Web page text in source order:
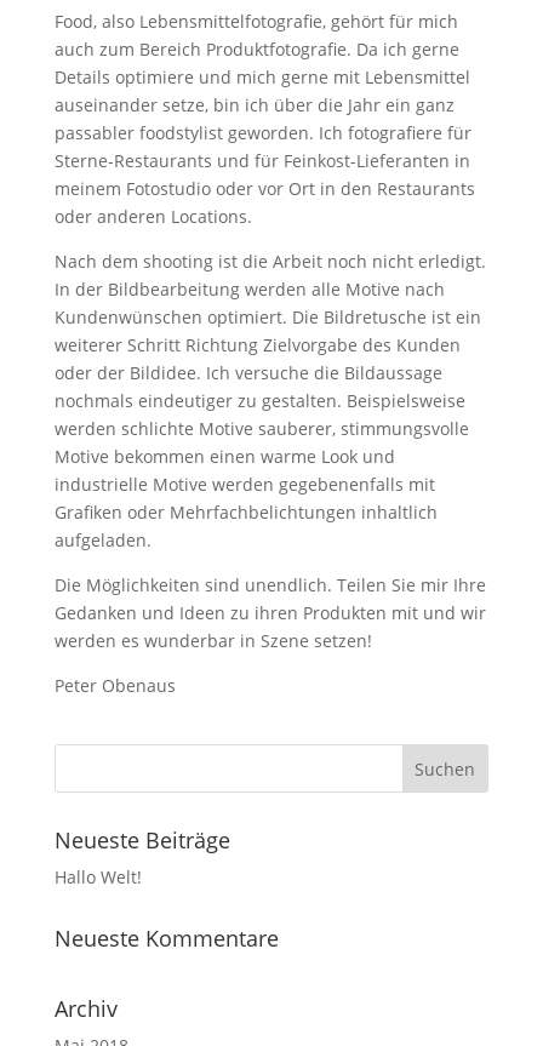
Food, also Lebensmittelfotografie, gehört für mich
auch zum Bereich Produktfotografie. Da ich gerne
Details optimiere und mich gerne mit Lebensmittel
auseinander setze, bin ich über die Jahr ein ganz
passabler foodstylist geworden. Ich fotografiere für
Sterne-Restaurants und für Feinkost-Lieferanten in
meinem Fotostudio oder vor Ort in den Restaurants
oder anderen Locations.
Nach dem shooting ist die Arbeit noch nicht erledigt.
In der Bildbearbeitung werden alle Motive nach
Kundenwünschen optimiert. Die Bildretusche ist ein
weiterer Schritt Richtung Zielvorgabe des Kunden
oder der Bildidee. Ich versuche die Bildaussage
nochmals eindeutiger zu gestalten. Beispielsweise
werden schlichte Motive sauberer, stimmungsvolle
Motive bekommen einen warme Look und
industrielle Motive werden gegebenenfalls mit
Grafiken oder Mehrfachbelichtungen inhaltlich
aufgeladen.
Die Möglichkeiten sind unendlich. Teilen Sie mir Ihre
Gedanken und Ideen zu ihren Produkten mit und wir
werden es wunderbar in Szene setzen!
Peter Obenaus
Neueste Beiträge
Hallo Welt!
Neueste Kommentare
Archiv